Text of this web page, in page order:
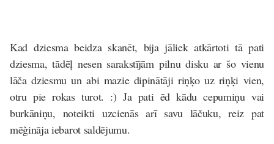
Kad dziesma beidza skanēt, bija jāliek atkārtoti tā pati
dziesma, tādēļ nesen sarakstījām pilnu disku ar šo vienu
lāča dziesmu un abi mazie dipinātāji riņķo uz riņķi vien,
otru pie rokas turot. :) Ja pati ēd kādu cepumiņu vai
burkāniņu, noteikti uzcienās arī savu lāčuku, reiz pat
mēģināja iebarot saldējumu.